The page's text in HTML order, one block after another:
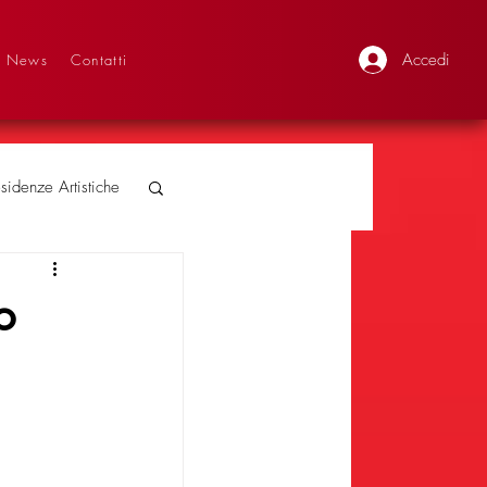
Accedi
News Contatti
Artistiche